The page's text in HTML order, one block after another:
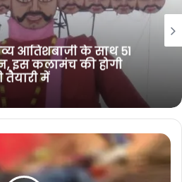
b
o
o
k
e
r
g
r
a
m
आतिशबाजी के साथ 51
इस कलामंच की होगी
तैयारी में
के कर्मचारी ड्यूटी से
जारी करने के दिये